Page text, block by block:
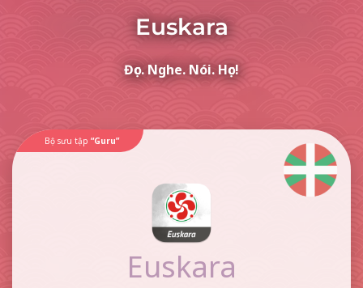
Euskara
Đọc. Nghe. Nói. Học!
Bộ sưu tập “Guru”
Euskara